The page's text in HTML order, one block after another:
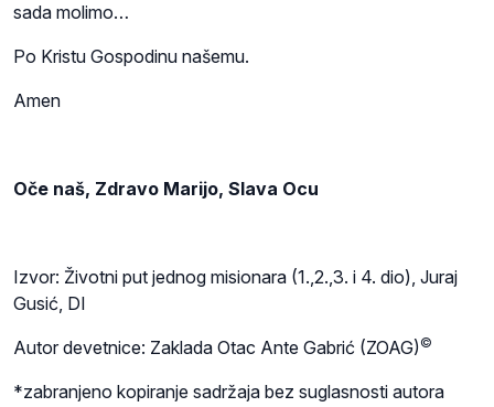
sada molimo…
Po Kristu Gospodinu našemu.
Amen
Oče naš, Zdravo Marijo, Slava Ocu
Izvor: Životni put jednog misionara (1.,2.,3. i 4. dio), Juraj
Gusić, DI
Autor devetnice: Zaklada Otac Ante Gabrić (ZOAG)©
*zabranjeno kopiranje sadržaja bez suglasnosti autora